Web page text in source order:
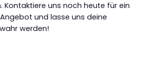
Kontaktiere uns noch heute für ein
und lasse uns deine
werden!